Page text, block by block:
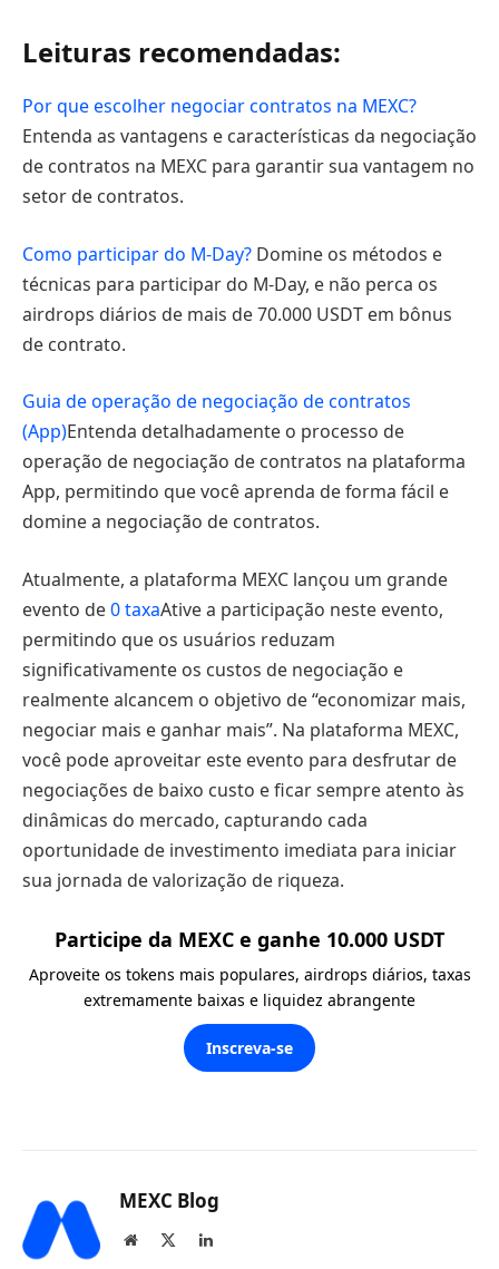
Leituras recomendadas:
Por que escolher negociar contratos na MEXC?
Entenda as vantagens e características da negociação
de contratos na MEXC para garantir sua vantagem no
setor de contratos.
Como participar do M-Day? Domine os métodos e
técnicas para participar do M-Day, e não perca os
airdrops diários de mais de 70.000 USDT em bônus
de contrato.
Guia de operação de negociação de contratos
(App)Entenda detalhadamente o processo de
operação de negociação de contratos na plataforma
App, permitindo que você aprenda de forma fácil e
domine a negociação de contratos.
Atualmente, a plataforma MEXC lançou um grande
evento de0 taxaAtive a participação neste evento,
permitindo que os usuários reduzam
significativamente os custos de negociação e
realmente alcancem o objetivo de “economizar mais,
negociar mais e ganhar mais”. Na plataforma MEXC,
você pode aproveitar este evento para desfrutar de
negociações de baixo custo e ficar sempre atento às
dinâmicas do mercado, capturando cada
oportunidade de investimento imediata para iniciar
sua jornada de valorização de riqueza.
Participe da MEXC e ganhe 10.000 USDT
Aproveite os tokens mais populares, airdrops diários, taxas
extremamente baixas e liquidez abrangente
Inscreva-se
MEXC Blog
Website LinkedIn